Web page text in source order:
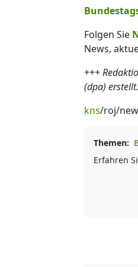
Folgen Sie
News,
+++
(dpa)
kns/roj/
Themen:
Erfahren